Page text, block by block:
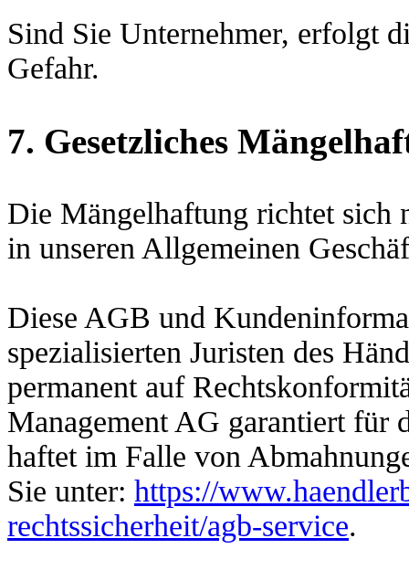
Sind Sie Unternehmer, erfolgt
Gefahr.
7. Gesetzliches
Die Mängelhaftung richtet sich
in unseren Allgemeinen
Diese AGB und
spezialisierten Juristen des
permanent auf
Management AG garantiert für
haftet im Falle von
Sie unter: https://
rechtssicherheit/agb-service.